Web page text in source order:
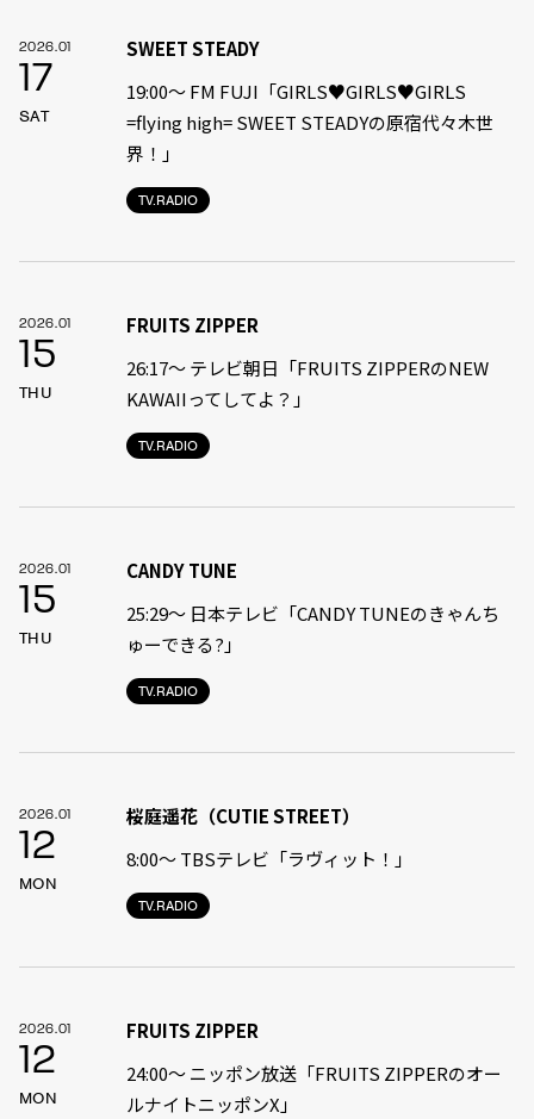
2026.01
17
SAT
TV.RADIO
SWEET STEADY
19:00〜 FM FUJI「GIRLS♥GIRLS♥GIRLS
=flying high= SWEET STEADYの原宿代々木世
界！」
2026.01
15
THU
TV.RADIO
FRUITS ZIPPER
26:17～ テレビ朝日「FRUITS ZIPPERのNEW
KAWAIIってしてよ？」
2026.01
15
THU
TV.RADIO
CANDY TUNE
25:29〜 日本テレビ「CANDY TUNEのきゃんち
ゅーできる?」
2026.01
12
MON
TV.RADIO
桜庭遥花（CUTIE STREET）
8:00〜 TBSテレビ「ラヴィット！」
2026.01
12
MON
FRUITS ZIPPER
24:00〜 ニッポン放送「FRUITS ZIPPERのオー
ルナイトニッポンX」